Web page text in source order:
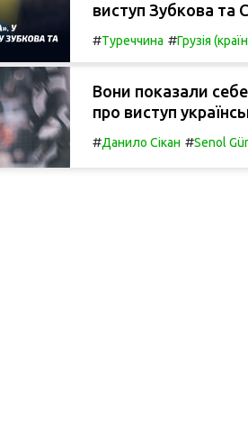
виступ Зубкова та
#Туреччина #Грузія
Вони показали
про виступ
#Данило Сікан #Senol